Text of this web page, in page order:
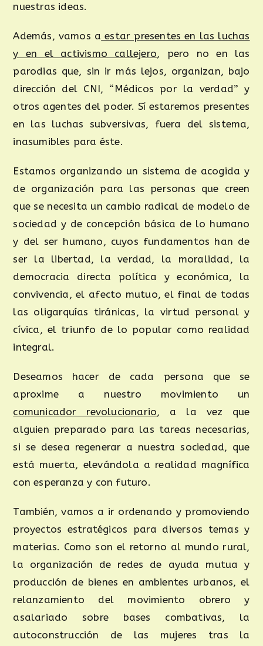
nuestras ideas.
Además, vamos a estar presentes en las luchas
y en el activismo callejero, pero no en las
parodias que, sin ir más lejos, organizan, bajo
dirección del CNI, “Médicos por la verdad” y
otros agentes del poder. Sí estaremos presentes
en las luchas subversivas, fuera del sistema,
inasumibles para éste.
Estamos organizando un sistema de acogida y
de organización para las personas que creen
que se necesita un cambio radical de modelo de
sociedad y de concepción básica de lo humano
y del ser humano, cuyos fundamentos han de
ser la libertad, la verdad, la moralidad, la
democracia directa política y económica, la
convivencia, el afecto mutuo, el final de todas
las oligarquías tiránicas, la virtud personal y
cívica, el triunfo de lo popular como realidad
integral.
Deseamos hacer de cada persona que se
aproxime a nuestro movimiento un
comunicador revolucionario, a la vez que
alguien preparado para las tareas necesarias,
si se desea regenerar a nuestra sociedad, que
está muerta, elevándola a realidad magnífica
con esperanza y con futuro.
También, vamos a ir ordenando y promoviendo
proyectos estratégicos para diversos temas y
materias. Como son el retorno al mundo rural,
la organización de redes de ayuda mutua y
producción de bienes en ambientes urbanos, el
relanzamiento del movimiento obrero y
asalariado sobre bases combativas, la
autoconstrucción de las mujeres tras la